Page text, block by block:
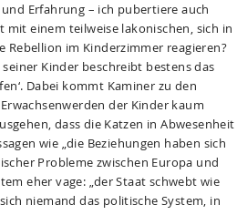
Erfahrung – ich pubertiere auch
einem teilweise lakonischen, sich in
Rebellion im Kinderzimmer reagieren?
Kinder beschreibt bestens das
Dabei kommt Kaminer zu den
der Kinder kaum
dass die Katzen in Abwesenheit
wie „die Beziehungen haben sich
Probleme zwischen Europa und
eher vage: „der Staat schwebt wie
niemand das politische System, in